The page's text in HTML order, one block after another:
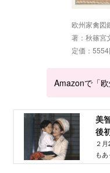
欧州家禽図
著：秋篠宮
定価：5554
Amazonで「
美
後
２
も